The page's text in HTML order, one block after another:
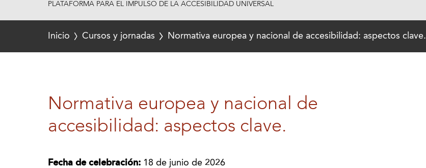
PLATAFORMA PARA EL IMPULSO DE LA ACCESIBILIDAD UNIVERSAL
Inicio Cursos y jornadas Normativa europea y nacional de accesibilidad: aspectos clave.
Normativa europea y nacional de
accesibilidad: aspectos clave.
Fecha de celebración: 18 de junio de 2026